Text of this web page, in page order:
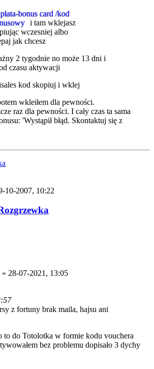
bonus card /kod
i tam wklejasz
wczesniej albo
jak chcesz
2 tygodnie no może 13 dni i
czasu aktywacji
kod skopiuj i wklej
wkleiłem dla pewności.
raz dla pewności. I cały czas ta sama
'Wystąpił błąd. Skontaktuj się z
10-2007, 10:22
» 28-07-2021, 13:05
z fortuny brak maila, hajsu ani
to do Totolotka w formie kodu vouchera
bez problemu dopisało 3 dychy